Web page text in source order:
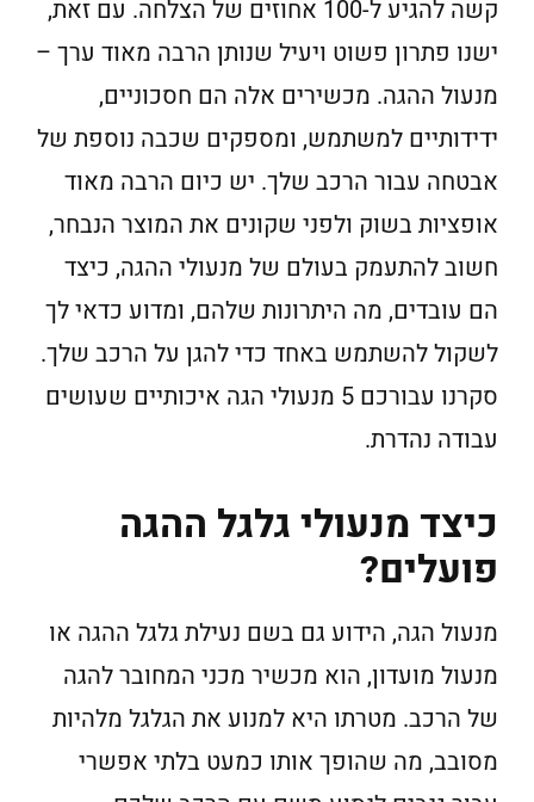
קשה להגיע ל-100 אחוזים של הצלחה. עם זאת,
ישנו פתרון פשוט ויעיל שנותן הרבה מאוד ערך –
מנעול ההגה. מכשירים אלה הם חסכוניים,
ידידותיים למשתמש, ומספקים שכבה נוספת של
אבטחה עבור הרכב שלך. יש כיום הרבה מאוד
אופציות בשוק ולפני שקונים את המוצר הנבחר,
חשוב להתעמק בעולם של מנעולי ההגה, כיצד
הם עובדים, מה היתרונות שלהם, ומדוע כדאי לך
לשקול להשתמש באחד כדי להגן על הרכב שלך.
סקרנו עבורכם 5 מנעולי הגה איכותיים שעושים
עבודה נהדרת.
כיצד מנעולי גלגל ההגה
פועלים?
מנעול הגה, הידוע גם בשם נעילת גלגל ההגה או
מנעול מועדון, הוא מכשיר מכני המחובר להגה
של הרכב. מטרתו היא למנוע את הגלגל מלהיות
מסובב, מה שהופך אותו כמעט בלתי אפשרי